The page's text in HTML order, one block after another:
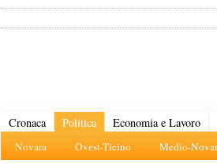
Cronaca Politica
Novara Ovest-Ticino Medio-
Economia e Lavoro